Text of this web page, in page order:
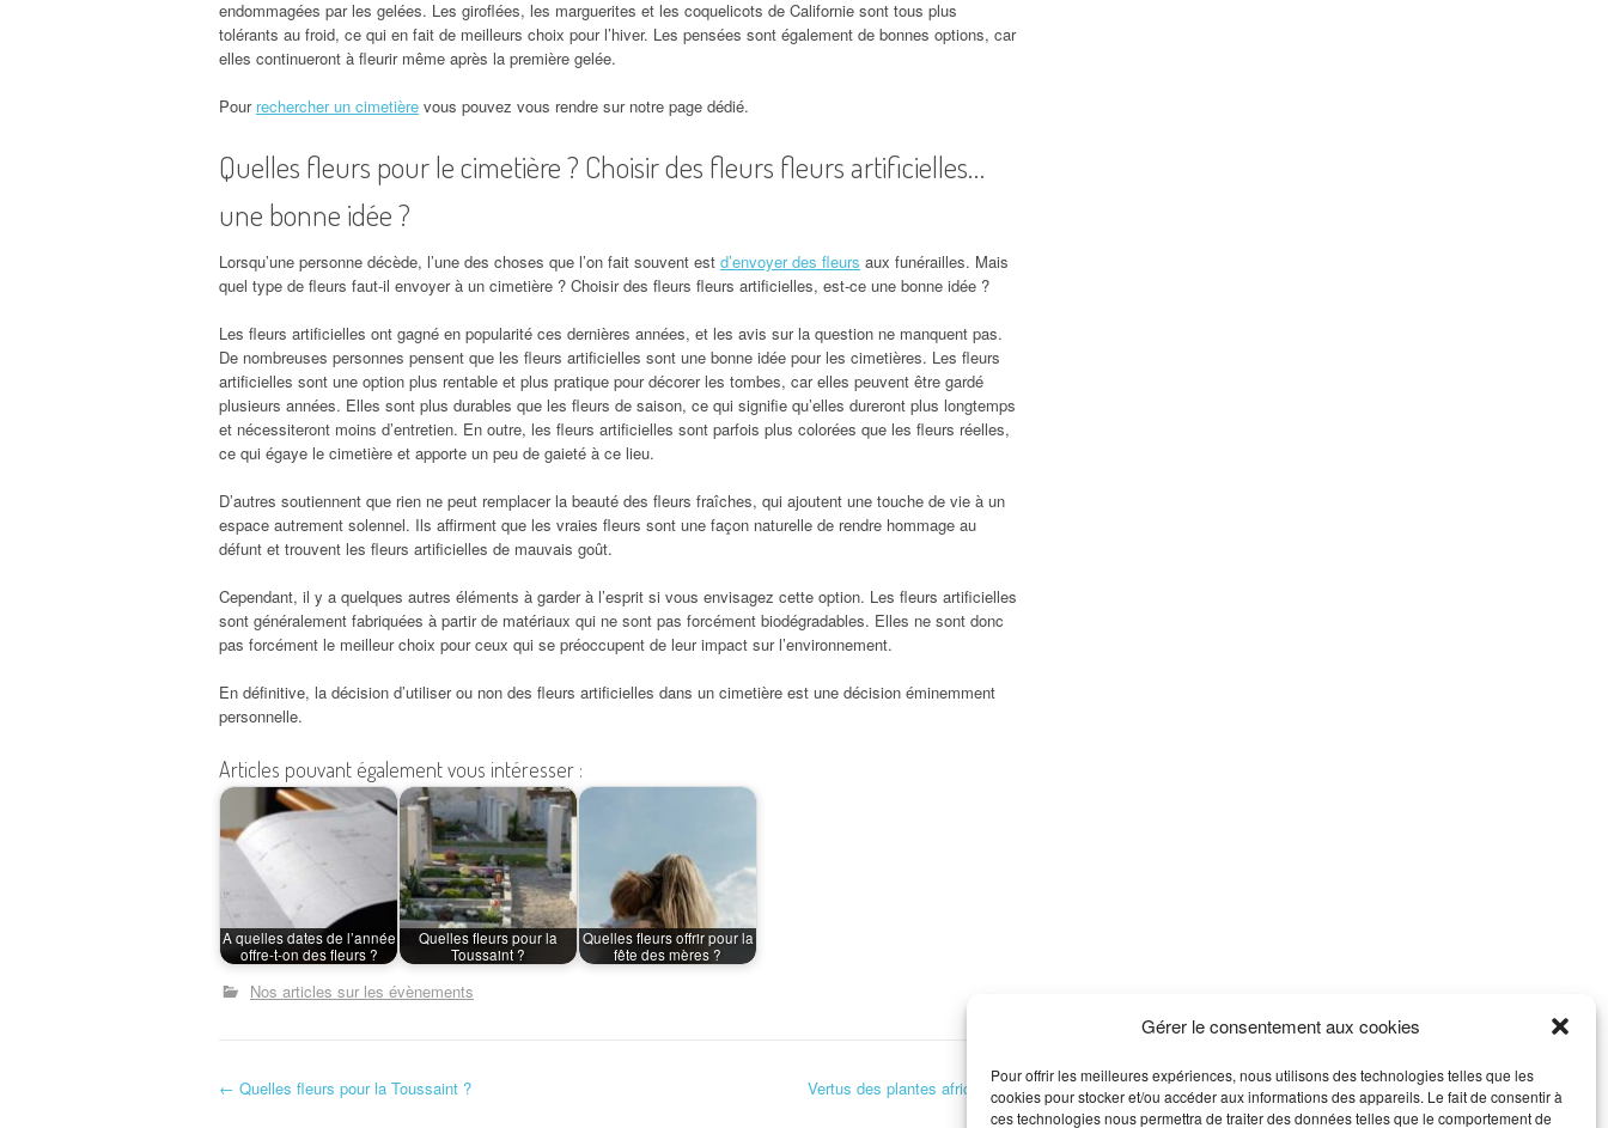
Gérer le consentement aux cookies
Pour offrir les meilleures expériences, nous utilisons des technologies telles que les
cookies pour stocker et/ou accéder aux informations des appareils. Le fait de consentir à
ces technologies nous permettra de traiter des données telles que le comportement de
endommagées par les gelées. Les giroflées, les marguerites et les coquelicots de Californie sont tous plus
tolérants au froid, ce qui en fait de meilleurs choix pour l’hiver. Les pensées sont également de bonnes options, car
elles continueront à fleurir même après la première gelée.
Pour rechercher un cimetière vous pouvez vous rendre sur notre page dédié.
Quelles fleurs pour le cimetière ? Choisir des fleurs fleurs artificielles…
une bonne idée ?
Lorsqu’une personne décède, l’une des choses que l’on fait souvent est d’envoyer des fleurs aux funérailles. Mais
quel type de fleurs faut-il envoyer à un cimetière ? Choisir des fleurs fleurs artificielles, est-ce une bonne idée ?
Les fleurs artificielles ont gagné en popularité ces dernières années, et les avis sur la question ne manquent pas.
De nombreuses personnes pensent que les fleurs artificielles sont une bonne idée pour les cimetières. Les fleurs
artificielles sont une option plus rentable et plus pratique pour décorer les tombes, car elles peuvent être gardé
plusieurs années. Elles sont plus durables que les fleurs de saison, ce qui signifie qu’elles dureront plus longtemps
et nécessiteront moins d’entretien. En outre, les fleurs artificielles sont parfois plus colorées que les fleurs réelles,
ce qui égaye le cimetière et apporte un peu de gaieté à ce lieu.
D’autres soutiennent que rien ne peut remplacer la beauté des fleurs fraîches, qui ajoutent une touche de vie à un
espace autrement solennel. Ils affirment que les vraies fleurs sont une façon naturelle de rendre hommage au
défunt et trouvent les fleurs artificielles de mauvais goût.
Cependant, il y a quelques autres éléments à garder à l’esprit si vous envisagez cette option. Les fleurs artificielles
sont généralement fabriquées à partir de matériaux qui ne sont pas forcément biodégradables. Elles ne sont donc
pas forcément le meilleur choix pour ceux qui se préoccupent de leur impact sur l’environnement.
En définitive, la décision d’utiliser ou non des fleurs artificielles dans un cimetière est une décision éminemment
personnelle.
Articles pouvant également vous intéresser :
A quelles dates de l’année
offre-t-on des fleurs ?
Quelles fleurs pour la
Toussaint ?
Quelles fleurs offrir pour la
fête des mères ?
Nos articles sur les évènements
N
← Quelles fleurs pour la Toussaint ? Vertus des plantes africaine→